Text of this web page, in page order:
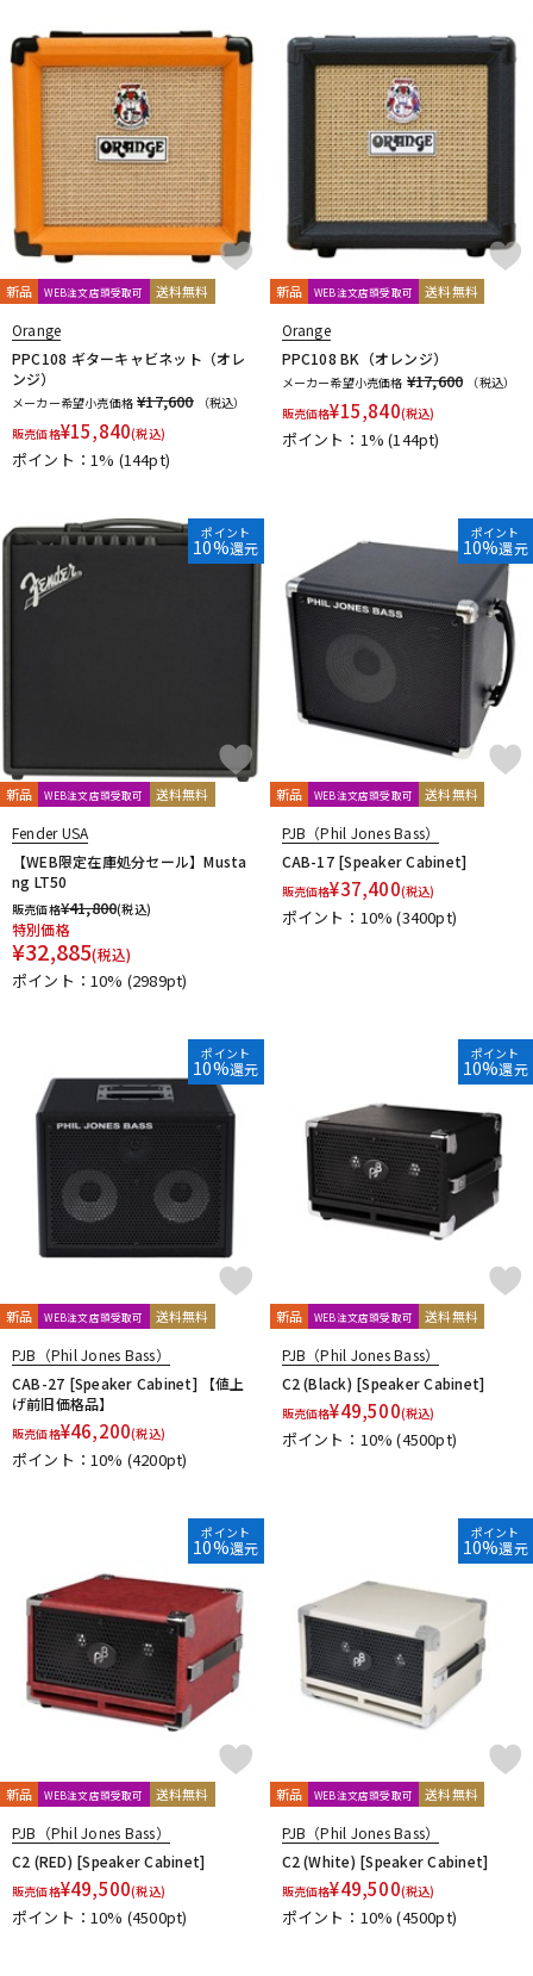
新品 WEB注文店頭受取可 送料無料
Orange
PPC108 ギターキャビネット（オレ
ンジ）
メーカー希望小売価格 ¥17,600
（税込）
販売価格¥15,840(税込)
ポイント：1% (144pt)
新品 WEB注文店頭受取可 送料無料
Orange
PPC108 BK（オレンジ）
メーカー希望小売価格 ¥17,600
（税込）
販売価格¥15,840(税込)
ポイント：1%(144pt)
ポイント
10%還元
新品 WEB注文店頭受取可 送料無料
Fender USA
【WEB限定在庫処分セール】Musta
ng LT50
販売価格¥41,800(税込)
特別価格
¥32,885(税込)
ポイント：10% (2989pt)
ポイント
10%還元
新品 WEB注文店頭受取可 送料無料
PJB（Phil Jones Bass）
CAB-17 [Speaker Cabinet]
販売価格¥37,400(税込)
ポイント：10%(3400pt)
ポイント
10%還元
新品 WEB注文店頭受取可 送料無料
PJB（Phil Jones Bass）
CAB-27 [Speaker Cabinet] 【値上
げ前旧価格品】
販売価格¥46,200(税込)
ポイント：10% (4200pt)
ポイント
10%還元
新品 WEB注文店頭受取可 送料無料
PJB（Phil Jones Bass）
C2 (Black) [Speaker Cabinet]
販売価格¥49,500(税込)
ポイント：10%(4500pt)
ポイント
10%還元
新品 WEB注文店頭受取可 送料無料
PJB（Phil Jones Bass）
C2 (RED) [Speaker Cabinet]
販売価格¥49,500(税込)
ポイント：10% (4500pt)
ポイント
10%還元
新品 WEB注文店頭受取可 送料無料
PJB（Phil Jones Bass）
C2 (White) [Speaker Cabinet]
販売価格¥49,500(税込)
ポイント：10%(4500pt)